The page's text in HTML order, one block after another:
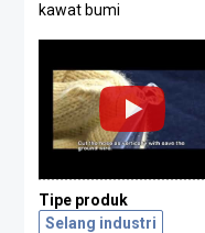
kawat bumi
Tipe produk
Selang industri